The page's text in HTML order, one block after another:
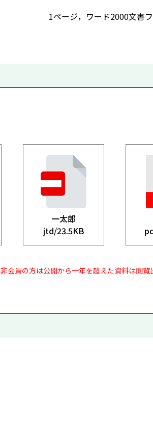
1ページ，ワード2000文書
一太郎
jtd/23.5KB
非会員の方は公開から一年を超えた資料は閲覧